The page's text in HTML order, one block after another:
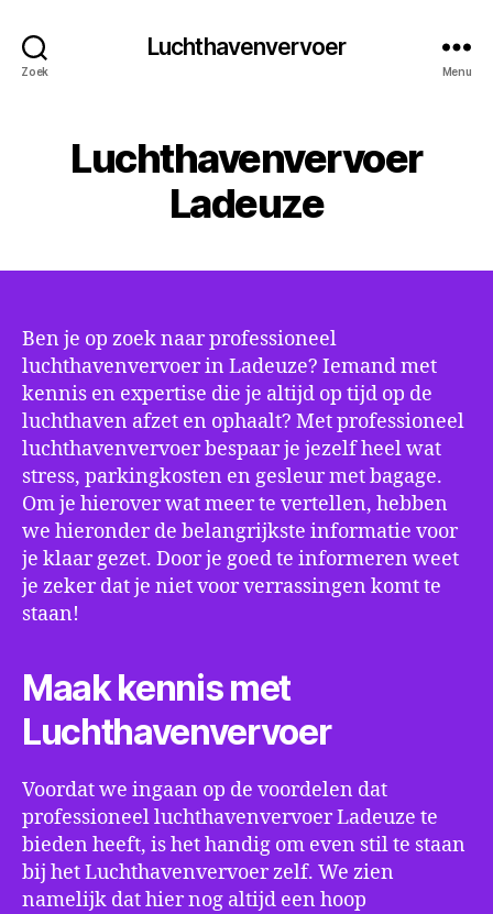
Zoek
Luchthavenvervoer
Menu
Luchthavenvervoer
Ladeuze
Ben je op zoek naar professioneel
luchthavenvervoer in Ladeuze? Iemand met
kennis en expertise die je altijd op tijd op de
luchthaven afzet en ophaalt? Met professioneel
luchthavenvervoer bespaar je jezelf heel wat
stress, parkingkosten en gesleur met bagage.
Om je hierover wat meer te vertellen, hebben
we hieronder de belangrijkste informatie voor
je klaar gezet. Door je goed te informeren weet
je zeker dat je niet voor verrassingen komt te
staan!
Maak kennis met
Luchthavenvervoer
Voordat we ingaan op de voordelen dat
professioneel luchthavenvervoer Ladeuze te
bieden heeft, is het handig om even stil te staan
bij het Luchthavenvervoer zelf. We zien
namelijk dat hier nog altijd een hoop